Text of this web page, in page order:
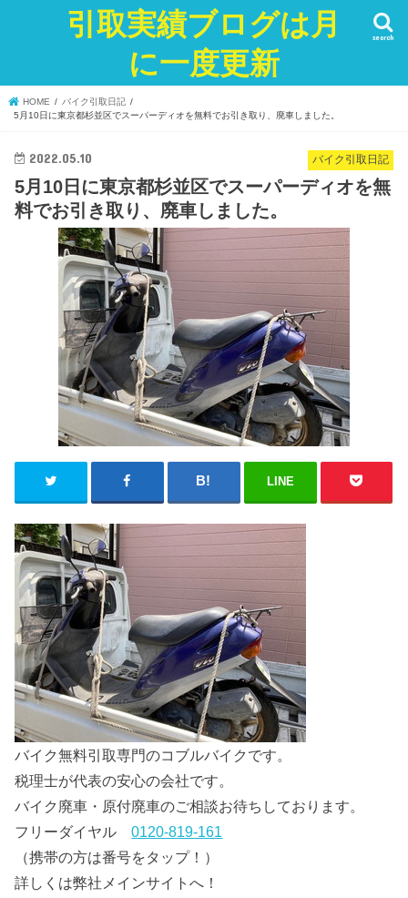
引取実績ブログは月
に一度更新
search
HOME
バイク引取日記
5月10日に東京都杉並区でスーパーディオを無料でお引き取り、廃車しました。
バイク引取日記
2022.05.10
5月10日に東京都杉並区でスーパーディオを無
料でお引き取り、廃車しました。
LINE
バイク無料引取専門のコブルバイクです。
税理士が代表の安心の会社です。
バイク廃車・原付廃車のご相談お待ちしております。
フリーダイヤル0120-819-161
（携帯の方は番号をタップ！）
詳しくは弊社メインサイトへ！